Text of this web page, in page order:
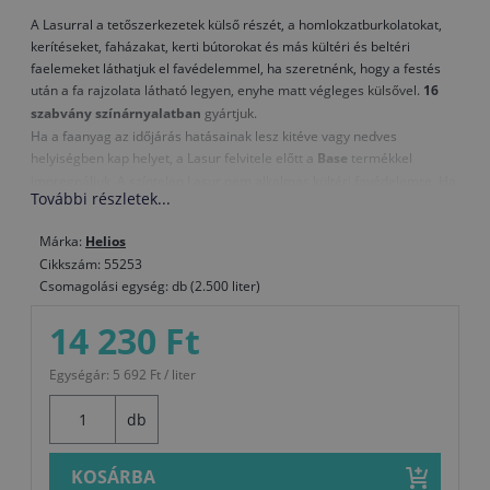
A Lasurral a tetőszerkezetek külső részét, a homlokzatburkolatokat,
kerítéseket, faházakat, kerti bútorokat és más kültéri és beltéri
faelemeket láthatjuk el favédelemmel, ha szeretnénk, hogy a festés
után a fa rajzolata látható legyen, enyhe matt végleges külsővel. 16
szabvány színárnyalatban gyártjuk.
Ha a faanyag az időjárás hatásainak lesz kitéve vagy nedves
helyiségben kap helyet, a Lasur felvitele előtt a Base termékkel
szeretnénk megőrizni az időjárás hatásainak kitett faelemek
További részletek...
Márka: Helios
Cikkszám: 55253
Csomagolási egység: db (2.500 liter)
14 230 Ft
Egységár: 5 692 Ft / liter
db
KOSÁRBA